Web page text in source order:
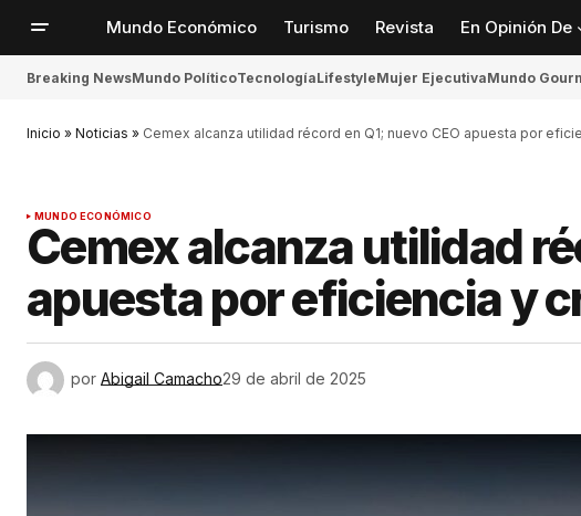
Mundo Económico Turismo Revista En Opinión De
Breaking NewsMundo PolíticoTecnologíaLifestyleMujer EjecutivaMundo
Inicio » Noticias » Cemex alcanza utilidad récord en Q1; nuevo CEO apuesta por
MUNDO ECONÓMICO
Cemex alcanza utilidad
apuesta por eficiencia y
por Abigail Camacho29 de abril de 2025